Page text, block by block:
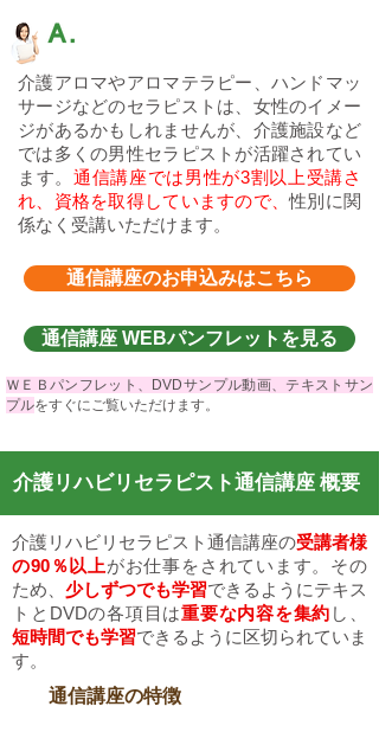
介護アロマやアロマテラピー、ハンドマッ
サージなどのセラピストは、女性のイメー
ジがあるかもしれませんが、介護施設など
では多くの男性セラピストが活躍されてい
ます。 通信講座では男性が3割以上受講さ
れ、資格を取得していますので、性別に関
係なく受講いただけます。
通信講座のお申込みはこちら
通信講座 WEBパンフレットを見る
ＷＥＢパンフレット、DVDサンプル動画、テキストサン
プルをすぐにご覧いただけます。
介護リハビリセラピスト通信講座 概要
介護リハビリセラピスト通信講座の受講者様
の90％以上がお仕事をされています。 その
ため、 少しずつでも学習できるようにテキス
トとDVDの各項目は重要な内容を集約 し、
短時間でも学習できるように区切られていま
す。
通信講座の特徴